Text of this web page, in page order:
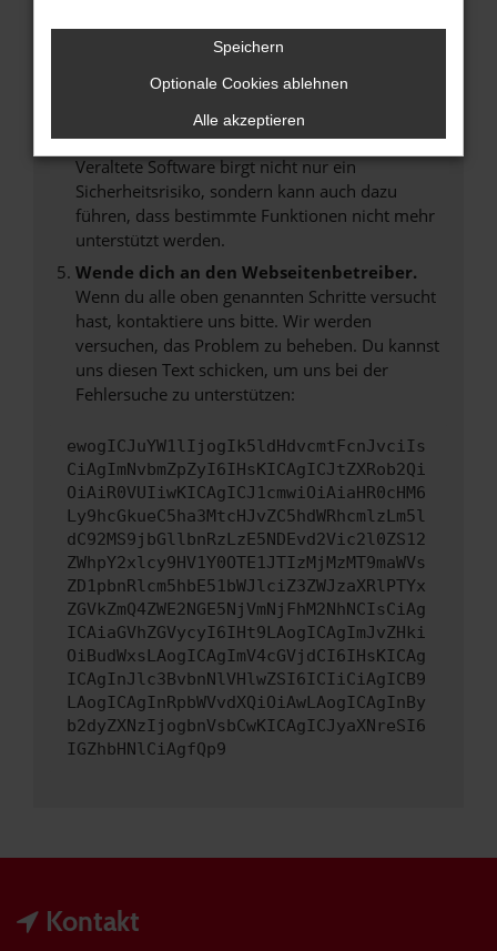
Das kann manchmal helfen, vorübergehende
Probleme zu beheben.
Stelle sicher, dass dein Browser und dein
Betriebssystem auf dem neuesten Stand
sind.
Veraltete Software birgt nicht nur ein
Sicherheitsrisiko, sondern kann auch dazu
führen, dass bestimmte Funktionen nicht mehr
unterstützt werden.
Wende dich an den Webseitenbetreiber.
Wenn du alle oben genannten Schritte versucht
hast, kontaktiere uns bitte. Wir werden
versuchen, das Problem zu beheben. Du kannst
uns diesen Text schicken, um uns bei der
Fehlersuche zu unterstützen:
ewogICJuYW1lIjogIk5ldHdvcmtFcnJvciIs
CiAgImNvbmZpZyI6IHsKICAgICJtZXRob2Qi
OiAiR0VUIiwKICAgICJ1cmwiOiAiaHR0cHM6
Ly9hcGkueC5ha3MtcHJvZC5hdWRhcmlzLm5l
dC92MS9jbGllbnRzLzE5NDEvd2Vic2l0ZS12
ZWhpY2xlcy9HV1Y0OTE1JTIzMjMzMT9maWVs
ZD1pbnRlcm5hbE51bWJlciZ3ZWJzaXRlPTYx
ZGVkZmQ4ZWE2NGE5NjVmNjFhM2NhNCIsCiAg
ICAiaGVhZGVycyI6IHt9LAogICAgImJvZHki
OiBudWxsLAogICAgImV4cGVjdCI6IHsKICAg
ICAgInJlc3BvbnNlVHlwZSI6ICIiCiAgICB9
LAogICAgInRpbWVvdXQiOiAwLAogICAgInBy
b2dyZXNzIjogbnVsbCwKICAgICJyaXNreSI6
IGZhbHNlCiAgfQp9
Kontakt
Speichern
Optionale Cookies ablehnen
Alle akzeptieren